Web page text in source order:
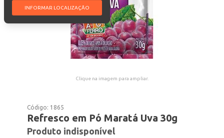
INFORMAR LOCALIZAÇÃO
Clique na imagem para ampliar.
Código: 1865
Refresco em Pó Maratá Uva 30g
Produto indisponível